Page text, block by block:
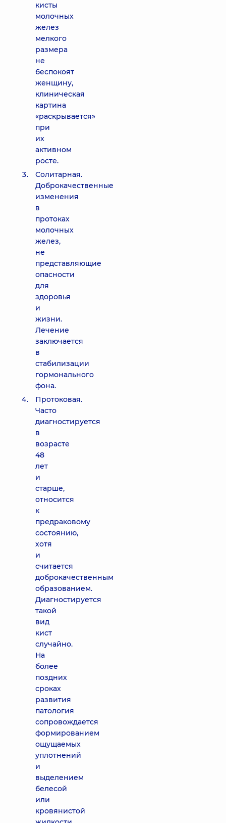
кисты
молочных
желез
мелкого
размера
не
беспокоят
женщину,
клиническая
картина
«раскрывается»
при
их
активном
росте.
Солитарная.
Доброкачественные
изменения
в
протоках
молочных
желез,
не
представляющие
опасности
для
здоровья
и
жизни.
Лечение
заключается
в
стабилизации
гормонального
фона.
Протоковая.
Часто
диагностируется
в
возрасте
48
лет
и
старше,
относится
к
предраковому
состоянию,
хотя
и
считается
доброкачественным
образованием.
Диагностируется
такой
вид
кист
случайно.
На
более
поздних
сроках
развития
патология
сопровождается
формированием
ощущаемых
уплотнений
и
выделением
белесой
или
кровянистой